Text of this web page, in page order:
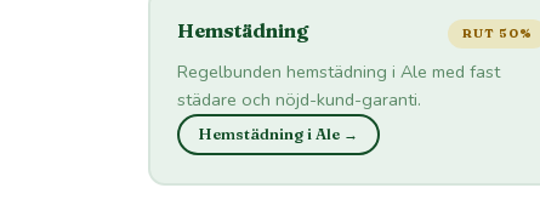
Hemstädning RUT 50%
Regelbunden hemstädning i Ale med fast
städare och nöjd-kund-garanti.
Hemstädning i Ale →